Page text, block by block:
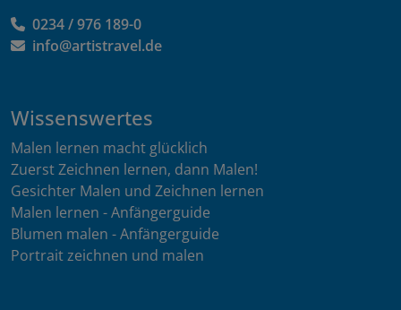
0234 / 976 189-0
info@artistravel.de
Wissenswertes
Malen lernen macht glücklich
Zuerst Zeichnen lernen, dann Malen!
Gesichter Malen und Zeichnen lernen
Malen lernen - Anfängerguide
Blumen malen - Anfängerguide
Portrait zeichnen und malen